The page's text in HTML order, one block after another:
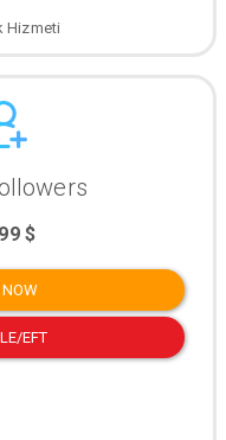
Hizmeti
$
EFT